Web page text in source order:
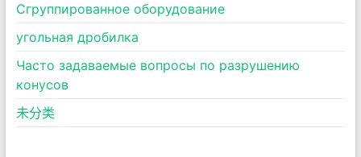
Сгруппированное оборудование
угольная дробилка
Часто задаваемые вопросы по разрушению
конусов
未分类